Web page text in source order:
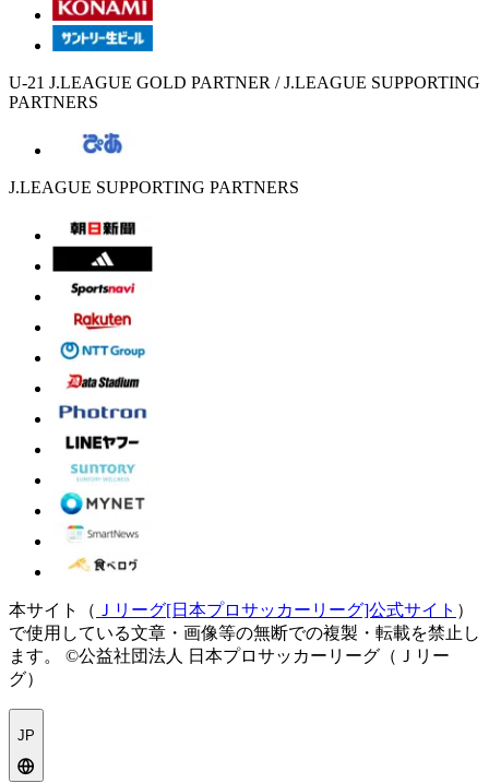
U-21 J.LEAGUE GOLD PARTNER / J.LEAGUE SUPPORTING
PARTNERS
J.LEAGUE SUPPORTING PARTNERS
本サイト（ Ｊリーグ[日本プロサッカーリーグ]公式サイト ）
で使用している文章・画像等の無断での複製・転載を禁止し
ます。
©公益社団法人 日本プロサッカーリーグ（Ｊリー
グ）
JP